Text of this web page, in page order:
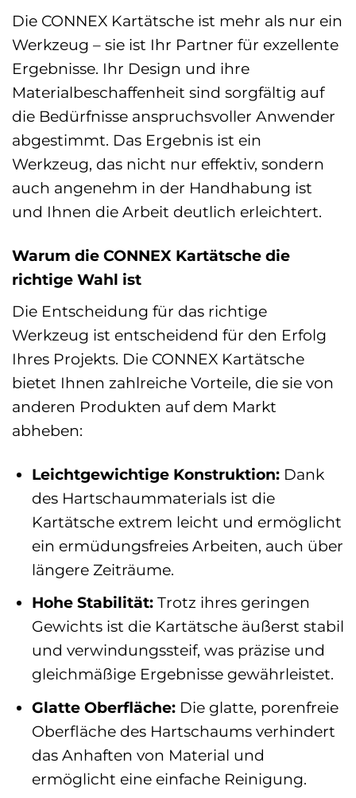
Die CONNEX Kartätsche ist mehr als nur ein
Werkzeug – sie ist Ihr Partner für exzellente
Ergebnisse. Ihr Design und ihre
Materialbeschaffenheit sind sorgfältig auf
die Bedürfnisse anspruchsvoller Anwender
abgestimmt. Das Ergebnis ist ein
Werkzeug, das nicht nur effektiv, sondern
auch angenehm in der Handhabung ist
und Ihnen die Arbeit deutlich erleichtert.
Warum die CONNEX Kartätsche die
richtige Wahl ist
Die Entscheidung für das richtige
Werkzeug ist entscheidend für den Erfolg
Ihres Projekts. Die CONNEX Kartätsche
bietet Ihnen zahlreiche Vorteile, die sie von
anderen Produkten auf dem Markt
abheben:
Leichtgewichtige Konstruktion:Dank
des Hartschaummaterials ist die
Kartätsche extrem leicht und ermöglicht
ein ermüdungsfreies Arbeiten, auch über
längere Zeiträume.
Hohe Stabilität:Trotz ihres geringen
Gewichts ist die Kartätsche äußerst stabil
und verwindungssteif, was präzise und
gleichmäßige Ergebnisse gewährleistet.
Glatte Oberfläche:Die glatte, porenfreie
Oberfläche des Hartschaums verhindert
das Anhaften von Material und
ermöglicht eine einfache Reinigung.